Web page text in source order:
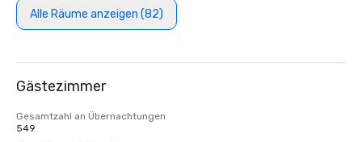
Alle Räume anzeigen (82)
Gästezimmer
Gesamtzahl an Übernachtungen
549